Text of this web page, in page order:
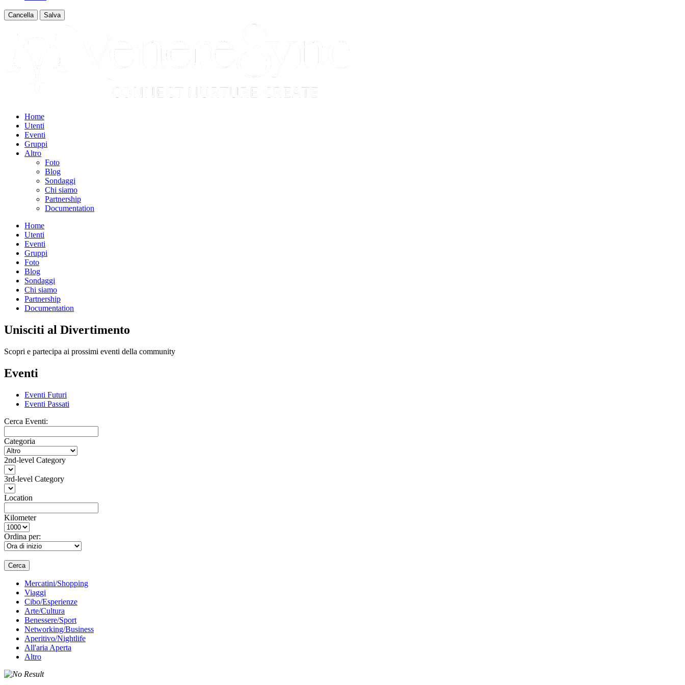
Cancella Salva
Home
Utenti
Eventi
Gruppi
Altro
Foto
Blog
Sondaggi
Chi siamo
Partnership
Documentation
Home
Utenti
Eventi
Gruppi
Foto
Blog
Sondaggi
Chi siamo
Partnership
Documentation
Unisciti al Divertimento
Scopri e partecipa ai prossimi eventi della community
Eventi
Eventi Futuri
Eventi Passati
Cerca Eventi:
Categoria
2nd-level Category
3rd-level Category
Location
Kilometer
Ordina per:
Cerca
Mercatini/Shopping
Viaggi
Cibo/Esperienze
Arte/Cultura
Benessere/Sport
Networking/Business
Aperitivo/Nightlife
All'aria Aperta
Altro